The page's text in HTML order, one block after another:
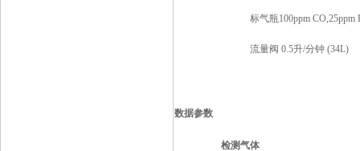
标气瓶100ppm CO,25ppm
流量阀 0.5升/分钟 (34L)
数据参数
检测气体